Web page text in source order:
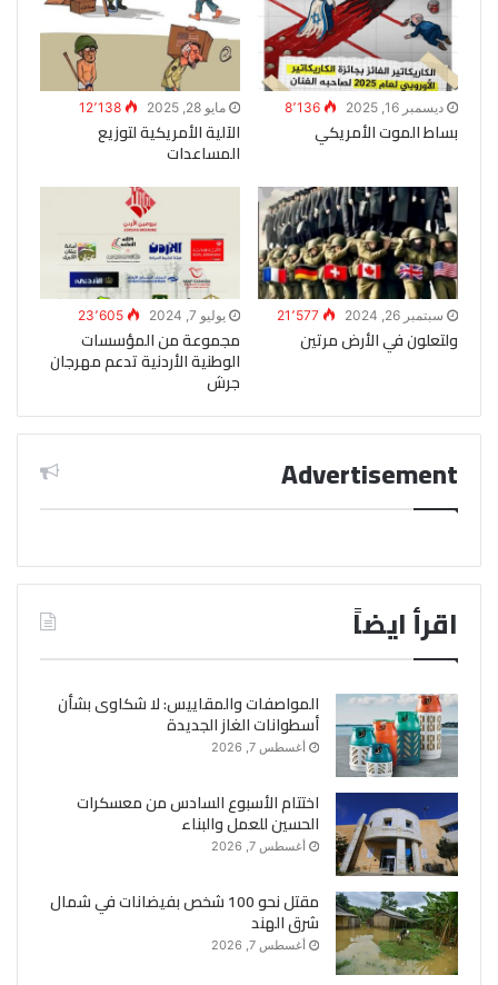
ديسمبر 16, 2025 8٬136
بساط الموت الأمريكي
مايو 28, 2025 12٬138
الآلية الأمريكية لتوزيع
المساعدات
سبتمبر 26, 2024 21٬577
ولتعلون في الأرض مرتين
يوليو 7, 2024 23٬605
مجموعة من المؤسسات
الوطنية الأردنية تدعم مهرجان
جرش
Advertisement
اقرأ ايضاً
المواصفات والمقاييس: لا شكاوى بشأن
أسطوانات الغاز الجديدة
أغسطس 7, 2026
اختتام الأسبوع السادس من معسكرات
الحسين للعمل والبناء
أغسطس 7, 2026
مقتل نحو 100 شخص بفيضانات في شمال
شرق الهند
أغسطس 7, 2026